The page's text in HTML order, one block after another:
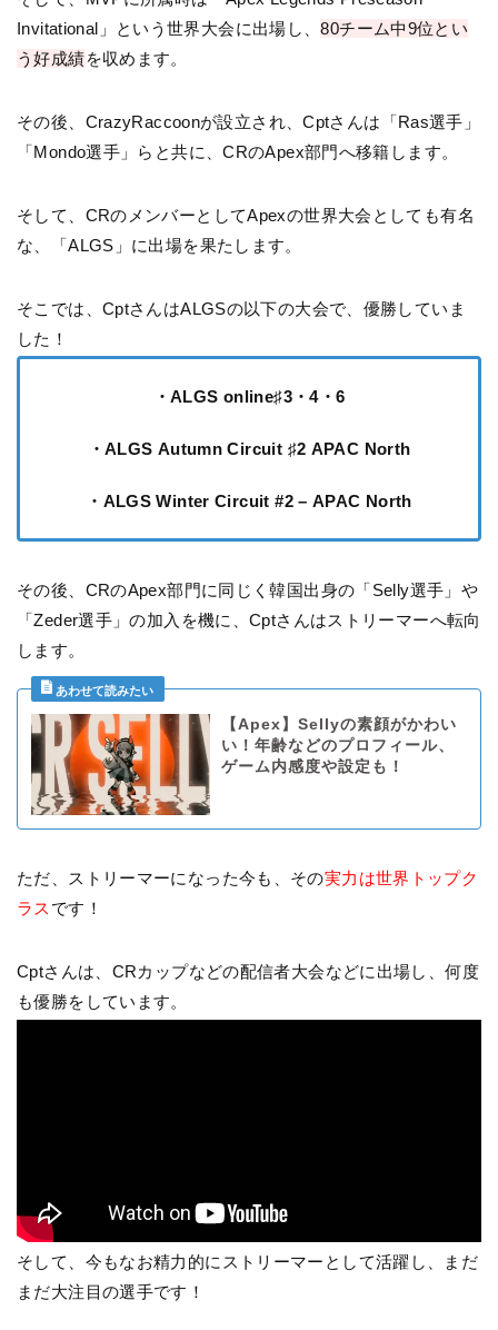
Invitational」という世界大会に出場し、80チーム中9位とい
う好成績を収めます。
その後、CrazyRaccoonが設立され、Cptさんは「Ras選手」
「Mondo選手」らと共に、CRのApex部門へ移籍します。
そして、CRのメンバーとしてApexの世界大会としても有名
な、「ALGS」に出場を果たします。
そこでは、CptさんはALGSの以下の大会で、優勝していま
した！
・ALGS online♯3・4・6
・ALGS Autumn Circuit ♯2 APAC North
・ALGS Winter Circuit #2 – APAC North
その後、CRのApex部門に同じく韓国出身の「Selly選手」や
「Zeder選手」の加入を機に、Cptさんはストリーマーへ転向
します。
【Apex】Sellyの素顔がかわい
い！年齢などのプロフィール、
ゲーム内感度や設定も！
ただ、ストリーマーになった今も、その実力は世界トップク
ラス です！
Cptさんは、CRカップなどの配信者大会などに出場し、何度
も優勝をしています。
そして、今もなお精力的にストリーマーとして活躍し、まだ
まだ大注目の選手です！